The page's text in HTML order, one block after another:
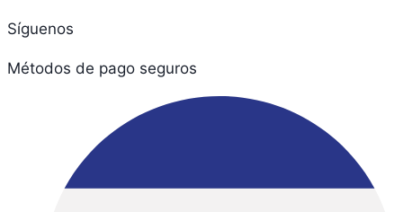
Síguenos
Métodos de pago seguros